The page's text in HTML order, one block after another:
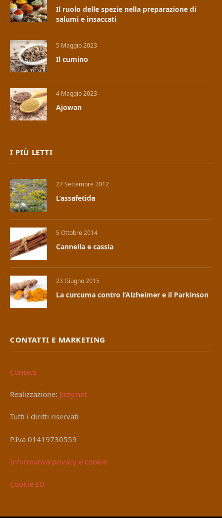
Il ruolo delle spezie nella preparazione di
salumi e insaccati
5 Maggio 2023
Il cumino
4 Maggio 2023
Ajowan
I PIÙ LETTI
27 Settembre 2012
L’assafetida
5 Ottobre 2014
Cannella e cassia
23 Giugno 2015
La curcuma contro l’Alzheimer e il Parkinson
CONTATTI E MARKETING
Contatti
Realizzazione: Jizzy.net
Tutti i diritti riservati
P.Iva 01419730559
Informativa privacy e cookie
Cookie EU